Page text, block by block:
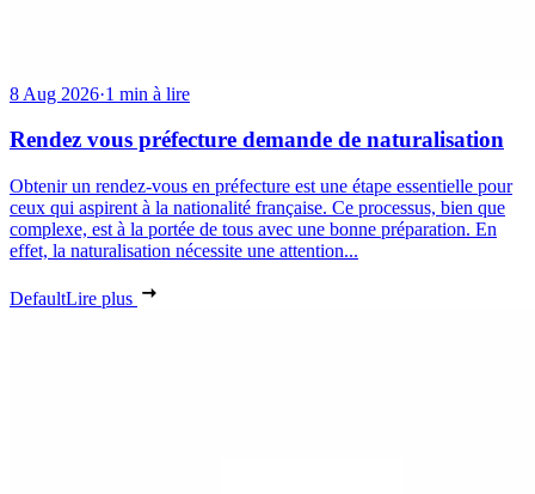
8 Aug 2026·1 min à lire
Rendez vous préfecture demande de naturalisation
Obtenir un rendez-vous en préfecture est une étape essentielle pour
ceux qui aspirent à la nationalité française. Ce processus, bien que
complexe, est à la portée de tous avec une bonne préparation. En
effet, la naturalisation nécessite une attention...
DefaultLire plus